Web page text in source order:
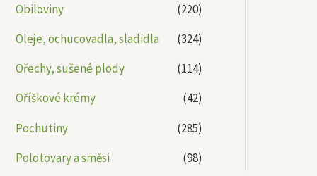
Obiloviny
(220)
Oleje, ochucovadla, sladidla
(324)
Ořechy, sušené plody
(114)
Oříškové krémy
(42)
Pochutiny
(285)
Polotovary a směsi
(98)